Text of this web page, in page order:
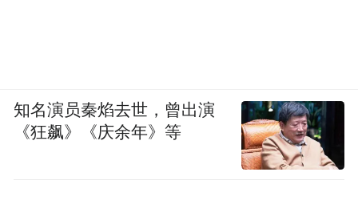
知名演员秦焰去世，曾出演
《狂飙》《庆余年》等